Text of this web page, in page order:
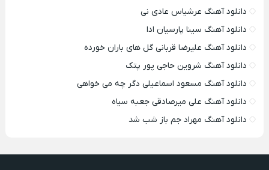
دانلود آهنگ عرشیاس عادی نی
دانلود آهنگ سینا پارسیان ادا
دانلود آهنگ علیرضا قربانی گل های باران خورده
دانلود آهنگ شروین حاجی پور پتک
دانلود آهنگ مسعود اسماعیلی دگر چه می خواهی
دانلود آهنگ علی میرصادقی جعبه سیاه
دانلود آهنگ مهراد جم باز شب شد